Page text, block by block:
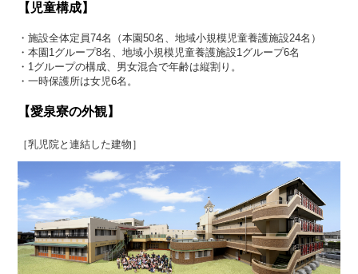
【児童構成】
・施設全体定員74名（本園50名、地域小規模児童養護施設24名）
・本園1グループ8名、地域小規模児童養護施設1グループ6名
・1グループの構成、男女混合で年齢は縦割り。
・一時保護所は女児6名。
【愛泉寮の外観】
［乳児院と連結した建物］